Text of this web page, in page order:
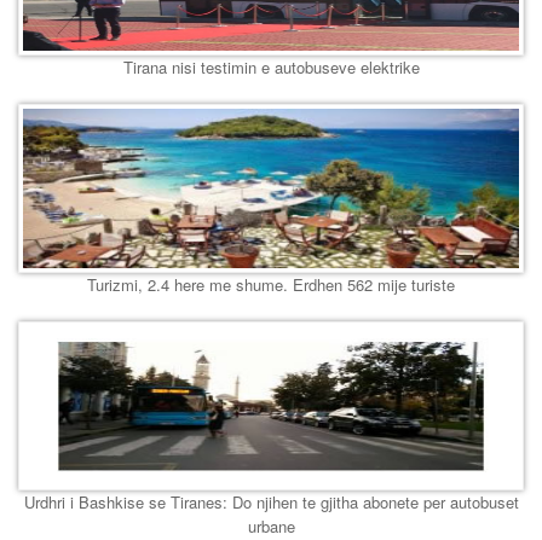
Tirana nisi testimin e autobuseve elektrike
Turizmi, 2.4 here me shume. Erdhen 562 mije turiste
Urdhri i Bashkise se Tiranes: Do njihen te gjitha abonete per autobuset
urbane